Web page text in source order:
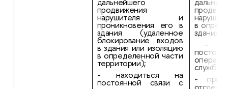
продвижения
нарушителя и
проникновения его в
здания (удаленное
блокирование входов
в здания или изоляцию
в определенной части
территории);
- находиться на
постоянной связи с
в
здания);
-
- при